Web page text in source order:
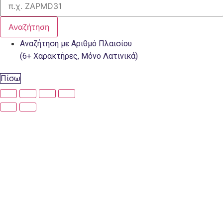
Αναζήτηση
Αναζήτηση με Αριθμό Πλαισίου
(6+ Χαρακτήρες, Μόνο Λατινικά)
Πίσω